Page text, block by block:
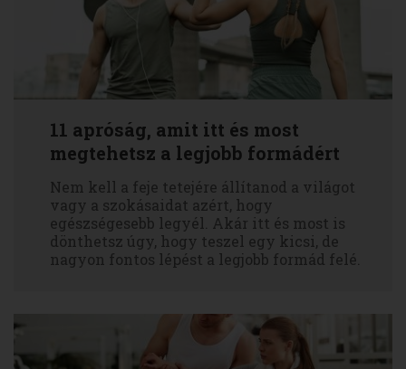
11 apróság, amit itt és most
megtehetsz a legjobb formádért
Nem kell a feje tetejére állítanod a világot
vagy a szokásaidat azért, hogy
egészségesebb legyél. Akár itt és most is
dönthetsz úgy, hogy teszel egy kicsi, de
nagyon fontos lépést a legjobb formád felé.